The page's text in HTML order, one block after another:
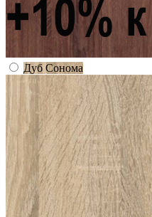
Дуб Сонома